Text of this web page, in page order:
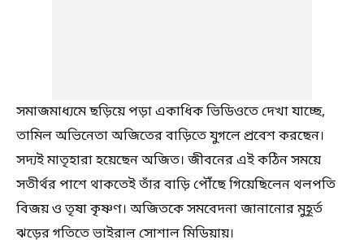
সমাজমাধ্যমে ছড়িয়ে পড়া একাধিক ভিডিওতে দেখা যাচ্ছে,
তামিল অভিনেতা অজিতের বাড়িতে যুগলে প্রবেশ করছেন।
সদ্যই মাতৃহারা হয়েছেন অজিত। জীবনের এই কঠিন সময়ে
সতীর্থর পাশে থাকতেই তাঁর বাড়ি পৌঁছে গিয়েছিলেন থলপতি
বিজয় ও তৃষা কৃষ্ণণ। অজিতকে সমবেদনা জানানোর মুহূর্ত
ঝড়ের গতিতে ভাইরাল সোশাল মিডিয়ায়।